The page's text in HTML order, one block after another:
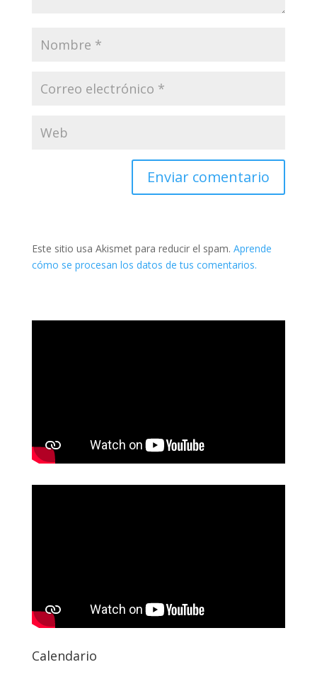
Este sitio usa Akismet para reducir el spam. Aprende
cómo se procesan los datos de tus comentarios.
Calendario